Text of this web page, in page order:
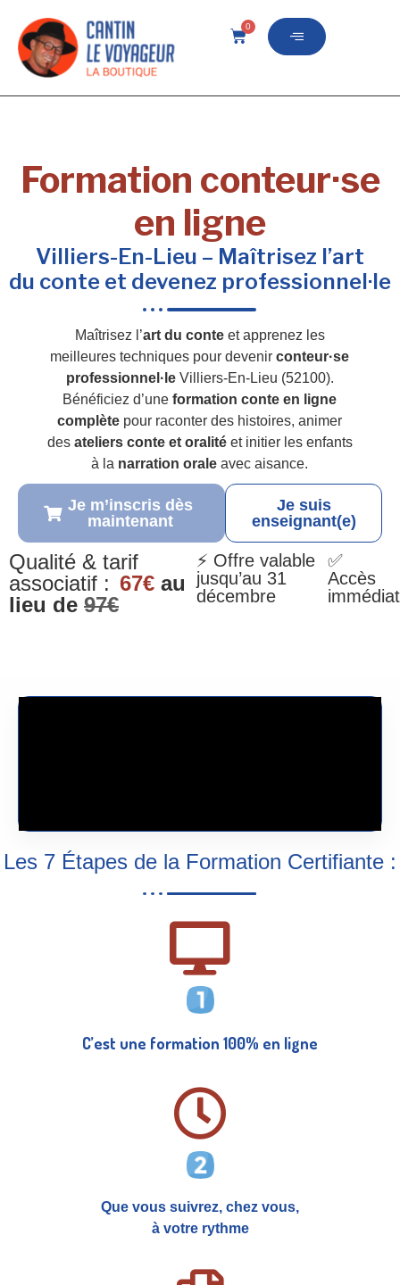
0
Formation conteur·se
en ligne
Villiers-En-Lieu – Maîtrisez l’art
du conte et devenez professionnel·le
Maîtrisez l’art du conteet apprenez les
meilleures techniques pour devenirconteur·se
professionnel·leVilliers-En-Lieu (52100).
Bénéficiez d’uneformation conte en ligne
complète pour raconter des histoires, animer
des ateliers conte et oralitéet initier les enfants
à la narration orale avec aisance.
Je m’inscris dès
maintenant
Je suis
enseignant(e)
Qualité & tarif
associatif : 67€ au
lieu de 97€
⚡ Offre valable
jusqu’au 31
décembre
✅
Accès
immédiat
Les 7 Étapes de la Formation Certifiante :
C’est une formation 100% en ligne
Que vous suivrez, chez vous,
à votre rythme